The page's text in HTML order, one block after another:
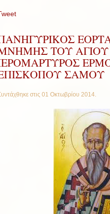
ΤΟΥ
ΣΑΜΟΥ
στις 01 Οκτωβρίου 2014.